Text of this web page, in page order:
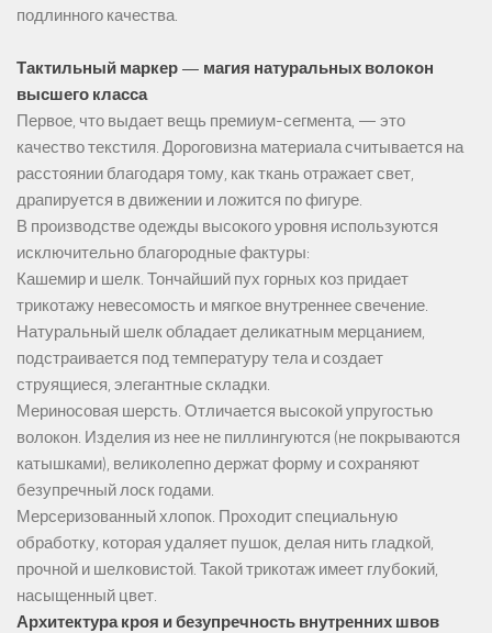
подлинного качества.
Тактильный маркер — магия натуральных волокон
высшего класса
Первое, что выдает вещь премиум-сегмента, — это
качество текстиля. Дороговизна материала считывается на
расстоянии благодаря тому, как ткань отражает свет,
драпируется в движении и ложится по фигуре.
В производстве одежды высокого уровня используются
исключительно благородные фактуры:
Кашемир и шелк. Тончайший пух горных коз придает
трикотажу невесомость и мягкое внутреннее свечение.
Натуральный шелк обладает деликатным мерцанием,
подстраивается под температуру тела и создает
струящиеся, элегантные складки.
Мериносовая шерсть. Отличается высокой упругостью
волокон. Изделия из нее не пиллингуются (не покрываются
катышками), великолепно держат форму и сохраняют
безупречный лоск годами.
Мерсеризованный хлопок. Проходит специальную
обработку, которая удаляет пушок, делая нить гладкой,
прочной и шелковистой. Такой трикотаж имеет глубокий,
насыщенный цвет.
Архитектура кроя и безупречность внутренних швов